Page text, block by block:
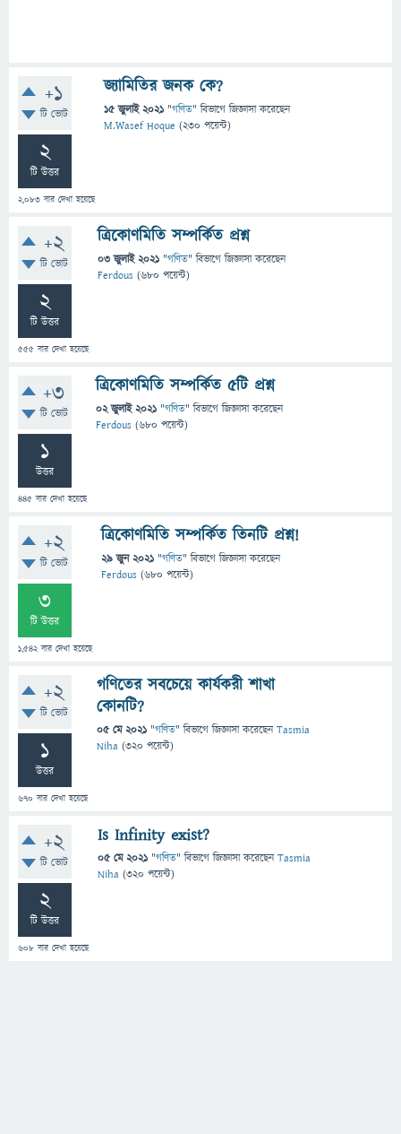
+1
টি ভোট
2
টি উত্তর
2,083 বার দেখা হয়েছে
জ্যামিতির জনক কে?
15 জুলাই 2021 "গণিত" বিভাগে জিজ্ঞাসাকরেছেন
M.Wasef Hoque (230 পয়েন্ট)
+2
টি ভোট
2
টি উত্তর
555 বার দেখা হয়েছে
ত্রিকোণমিতি সম্পর্কিত প্রশ্ন
03 জুলাই 2021 "গণিত" বিভাগে জিজ্ঞাসাকরেছেন
Ferdous (680 পয়েন্ট)
+3
টি ভোট
1
উত্তর
445 বার দেখা হয়েছে
ত্রিকোণমিতি সম্পর্কিত ৫টি প্রশ্ন
02 জুলাই 2021 "গণিত" বিভাগে জিজ্ঞাসাকরেছেন
Ferdous (680 পয়েন্ট)
+2
টি ভোট
3
টি উত্তর
1,542বার দেখা হয়েছে
ত্রিকোণমিতি সম্পর্কিত তিনটি প্রশ্ন!
29 জুন 2021 "গণিত" বিভাগে জিজ্ঞাসাকরেছেন
Ferdous (680 পয়েন্ট)
+2
টি ভোট
1
উত্তর
670 বার দেখা হয়েছে
গণিতের সবচেয়ে কার্যকরী শাখা
কোনটি?
05 মে 2021 "গণিত" বিভাগে জিজ্ঞাসাকরেছেনTasmia
Niha (320 পয়েন্ট)
+2
টি ভোট
2
টি উত্তর
608 বার দেখা হয়েছে
Is Infinity exist?
05 মে 2021 "গণিত" বিভাগে জিজ্ঞাসাকরেছেনTasmia
Niha (320 পয়েন্ট)